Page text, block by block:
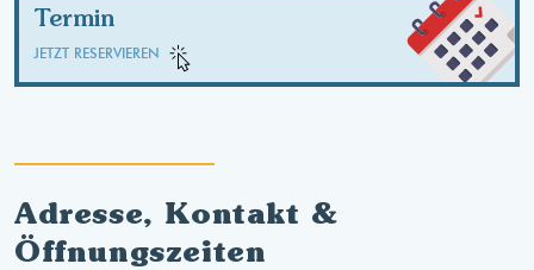
Termin
JETZT RESERVIEREN
Adresse, Kontakt &
Öffnungszeiten